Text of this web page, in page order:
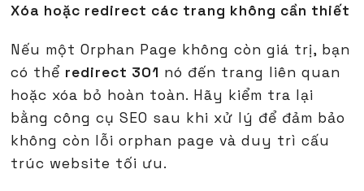
Xóa hoặc redirect các trang không cần thiết
Nếu một Orphan Page không còn giá trị, bạn
có thể redirect 301 nó đến trang liên quan
hoặc xóa bỏ hoàn toàn. Hãy kiểm tra lại
bằng công cụ SEO sau khi xử lý để đảm bảo
không còn lỗi orphan page và duy trì cấu
trúc website tối ưu.